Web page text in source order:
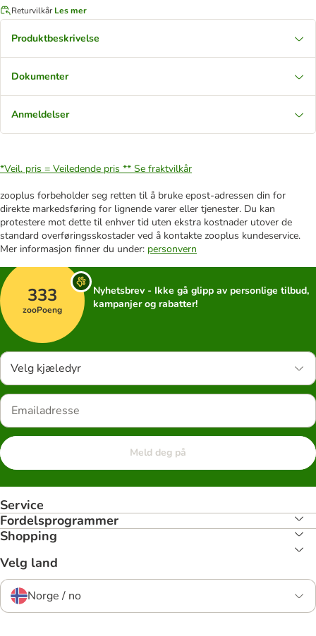
Returvilkår Les mer
Produktbeskrivelse
Dokumenter
Anmeldelser
*Veil. pris = Veiledende pris ** Se fraktvilkår
zooplus forbeholder seg retten til å bruke epost-adressen din for
direkte markedsføring for lignende varer eller tjenester. Du kan
protestere mot dette til enhver tid uten ekstra kostnader utover de
standard overføringsskostader ved å kontakte zooplus kundeservice.
Mer informasjon finner du under: personvern
333
zooPoeng
Nyhetsbrev - Ikke gå glipp av personlige tilbud,
kampanjer og rabatter!
Velg kjæledyr
Meld deg på
Service
Fordelsprogrammer
Shopping
Velg land
Norge / no